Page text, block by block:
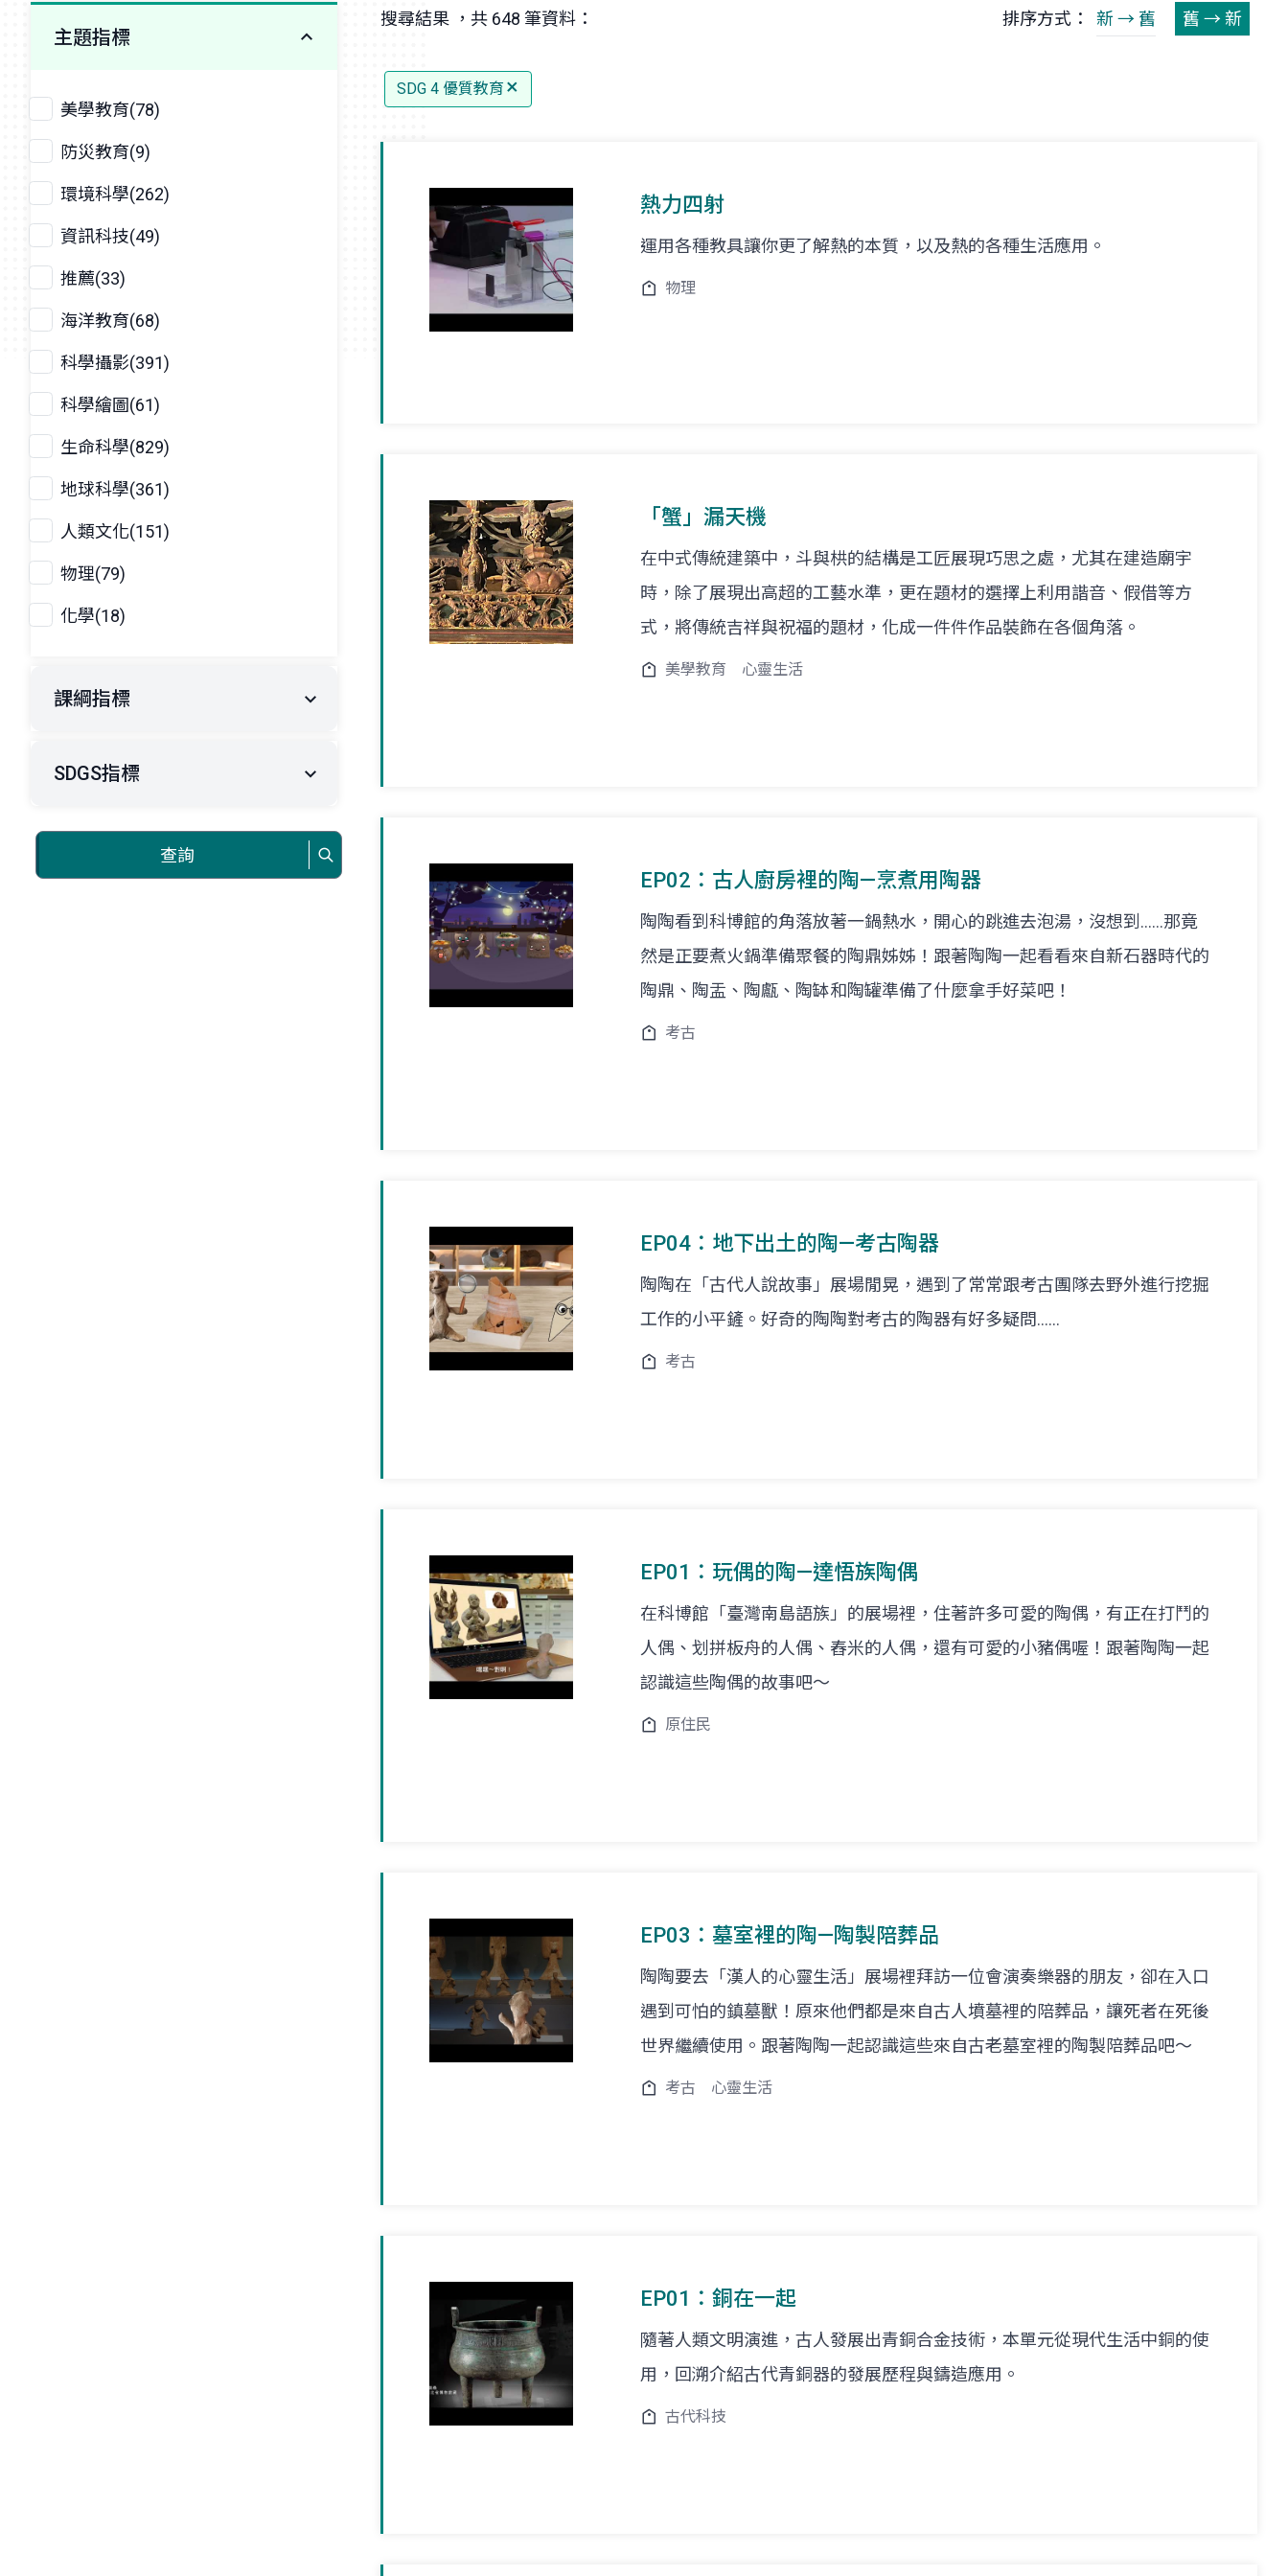
主題指標
美學教育(78)
防災教育(9)
環境科學(262)
資訊科技(49)
推薦(33)
海洋教育(68)
科學攝影(391)
科學繪圖(61)
生命科學(829)
地球科學(361)
人類文化(151)
物理(79)
化學(18)
課綱指標
SDGS指標
查詢
搜尋結果 ，共 648 筆資料： 排序方式： 新 → 舊 舊 → 新
SDG 4 優質教育
熱力四射
運用各種教具讓你更了解熱的本質，以及熱的各種生活應用。
物理
「蟹」漏天機
在中式傳統建築中，斗與栱的結構是工匠展現巧思之處，尤其在建造廟宇
時，除了展現出高超的工藝水準，更在題材的選擇上利用諧音、假借等方
式，將傳統吉祥與祝福的題材，化成一件件作品裝飾在各個角落。
美學教育 心靈生活
EP02：古人廚房裡的陶—烹煮用陶器
陶陶看到科博館的角落放著一鍋熱水，開心的跳進去泡湯，沒想到......那竟
然是正要煮火鍋準備聚餐的陶鼎姊姊！跟著陶陶一起看看來自新石器時代的
陶鼎、陶盂、陶甗、陶缽和陶罐準備了什麼拿手好菜吧！
考古
EP04：地下出土的陶—考古陶器
陶陶在「古代人說故事」展場閒晃，遇到了常常跟考古團隊去野外進行挖掘
工作的小平鏟。好奇的陶陶對考古的陶器有好多疑問......
考古
EP01：玩偶的陶—達悟族陶偶
在科博館「臺灣南島語族」的展場裡，住著許多可愛的陶偶，有正在打鬥的
人偶、划拼板舟的人偶、舂米的人偶，還有可愛的小豬偶喔！跟著陶陶一起
認識這些陶偶的故事吧～
原住民
EP03：墓室裡的陶—陶製陪葬品
陶陶要去「漢人的心靈生活」展場裡拜訪一位會演奏樂器的朋友，卻在入口
遇到可怕的鎮墓獸！原來他們都是來自古人墳墓裡的陪葬品，讓死者在死後
世界繼續使用。跟著陶陶一起認識這些來自古老墓室裡的陶製陪葬品吧～
考古 心靈生活
EP01：銅在一起
隨著人類文明演進，古人發展出青銅合金技術，本單元從現代生活中銅的使
用，回溯介紹古代青銅器的發展歷程與鑄造應用。
古代科技